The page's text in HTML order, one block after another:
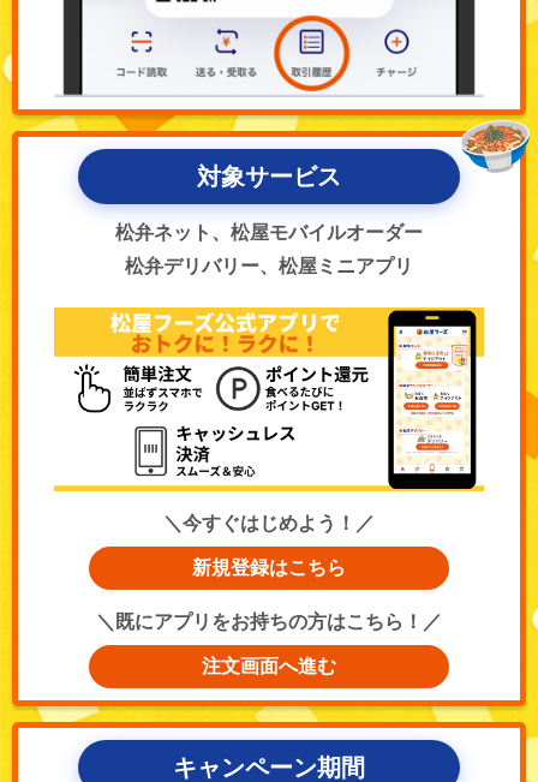
対象サービス
松弁ネット、松屋モバイルオーダー
松弁デリバリー、松屋ミニアプリ
＼今すぐはじめよう！／
新規登録はこちら
＼既にアプリをお持ちの方はこちら！／
注文画面へ進む
キャンペーン期間